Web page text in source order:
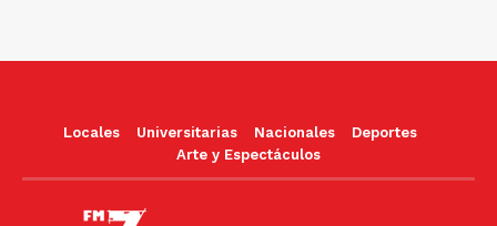
Locales Universitarias Nacionales
Deportes
Arte y Espectáculos